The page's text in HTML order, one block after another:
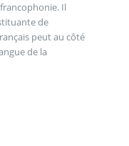
Il
de
peut au côté
de la